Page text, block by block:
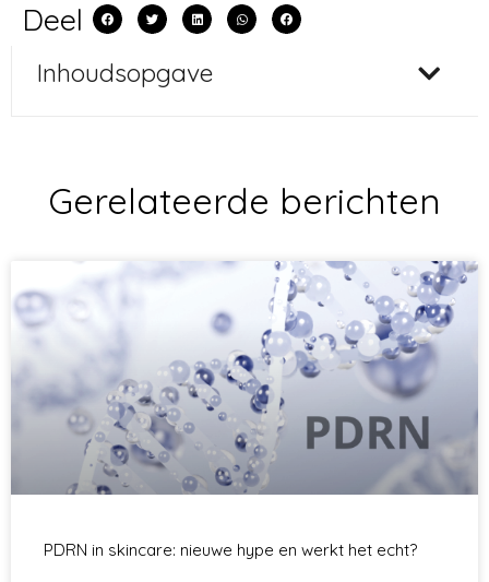
Deel
Inhoudsopgave
Gerelateerde berichten
PDRN in skincare: nieuwe hype en werkt het echt?